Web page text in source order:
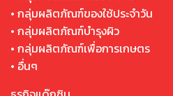
• กลุ่มผลิตภัณฑ์ของใช้ประจำวัน
• กลุ่มผลิตภัณฑ์บำรุงผิว
• กลุ่มผลิตภัณฑ์เพื่อการเกษตร
• อื่นๆ